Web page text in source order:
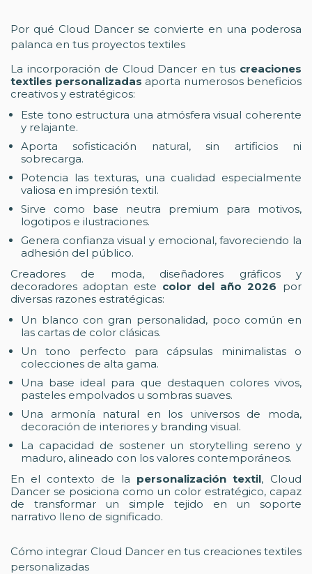
Por qué Cloud Dancer se convierte en una poderosa
palanca en tus proyectos textiles
La incorporación de Cloud Dancer en tus creaciones
textiles personalizadas aporta numerosos beneficios
creativos y estratégicos:
Este tono estructura una atmósfera visual coherente
y relajante.
Aporta sofisticación natural, sin artificios ni
sobrecarga.
Potencia las texturas, una cualidad especialmente
valiosa en impresión textil.
Sirve como base neutra premium para motivos,
logotipos e ilustraciones.
Genera confianza visual y emocional, favoreciendo la
adhesión del público.
Creadores de moda, diseñadores gráficos y
decoradores adoptan este color del año 2026 por
diversas razones estratégicas:
Un blanco con gran personalidad, poco común en
las cartas de color clásicas.
Un tono perfecto para cápsulas minimalistas o
colecciones de alta gama.
Una base ideal para que destaquen colores vivos,
pasteles empolvados u sombras suaves.
Una armonía natural en los universos de moda,
decoración de interiores y branding visual.
La capacidad de sostener un storytelling sereno y
maduro, alineado con los valores contemporáneos.
En el contexto de la personalización textil, Cloud
Dancer se posiciona como un color estratégico, capaz
de transformar un simple tejido en un soporte
narrativo lleno de significado.
Cómo integrar Cloud Dancer en tus creaciones textiles
personalizadas